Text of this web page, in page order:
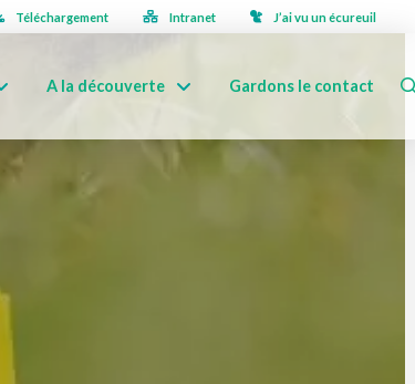
Téléchargement Intranet J’ai vu un écureuil
A la découverte Gardons le contact